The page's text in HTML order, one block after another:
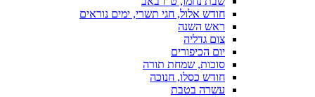
חודש אלול, חגי תשרי, ימים נוראים
ראש השנה
צום גדליה
יום הכיפורים
סוכות, שמחת תורה
חודש כסלו, חנוכה
עשרה בטבת